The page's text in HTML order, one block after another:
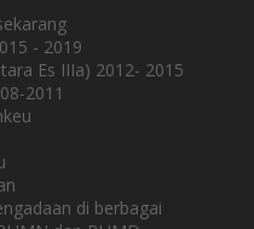
- 2019
Es IIIa) 2012- 2015
2011
di berbagai